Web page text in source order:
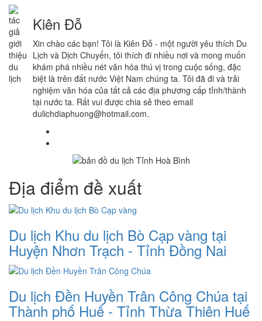
Kiên Đỗ
Xin chào các bạn! Tôi là Kiên Đỗ - một người yêu thích Du
Lịch và Dịch Chuyển, tôi thích đi nhiều nơi và mong muốn
khám phá nhiều nét văn hóa thú vị trong cuộc sống, đặc
biệt là trên đất nước Việt Nam chúng ta. Tôi đã đi và trải
nghiệm văn hóa của tất cả các địa phương cấp tỉnh/thành
tại nước ta. Rất vui được chia sẻ theo email
dulichdiaphuong@hotmail.com.
Địa điểm đề xuất
Du lịch Khu du lịch Bò Cạp vàng tại
Huyện Nhơn Trạch - Tỉnh Đồng Nai
Du lịch Đền Huyền Trân Công Chúa tại
Thành phố Huế - Tỉnh Thừa Thiên Huế